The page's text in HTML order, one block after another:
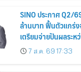
SINO ประกาศ Q2/
ล้านบาท ฟื้นตัวแกร่
เตรียมจ่ายปันผลระ
บาทต่อหุ้น ครึ่งปีหลังมุ่
7 ส.ค. 69 17:33